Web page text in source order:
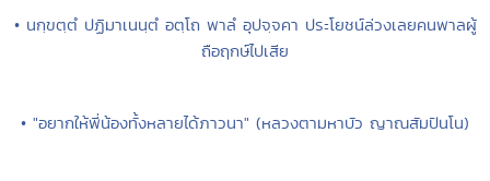
• นกฺขตฺตํ ปฏิมาเนนฺตํ อตฺโถ พาลํ อุปจฺจคา ประโยชน์ล่วงเลยคนพาลผู้
ถือฤกษ์ไปเสีย
• "อยากให้พี่น้องทั้งหลายได้ภาวนา" (หลวงตามหาบัว ญาณสัมปันโน)